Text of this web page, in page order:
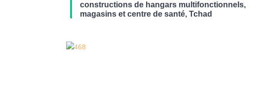
constructions de hangars multifonctionnels,
magasins et centre de santé, Tchad